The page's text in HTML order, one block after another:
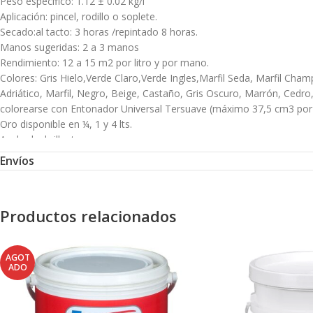
Aplicación: pincel, rodillo o soplete.
Secado:al tacto: 3 horas /repintado 8 horas.
Manos sugeridas: 2 a 3 manos
Rendimiento: 12 a 15 m2 por litro y por mano.
Colores: Gris Hielo,Verde Claro,Verde Ingles,Marfil Seda, Marfil
Adriático, Marfil, Negro, Beige, Castaño, Gris Oscuro, Marrón,
colorearse con Entonador Universal Tersuave (máximo 37,5 cm3
Oro disponible en ¼, 1 y 4 lts.
Acabado: brillante
Diluyente y limpieza: Aguarrás mineral/solvente industrial (soplete)
Presentaciones:¼, ½, 1, 4 y 20 litros.
No deben quedar vestigios de óxido. Lijar con lija n° 100, eliminar
Maderas: Eliminar restos de limpiadores, ceras o protectores
partir del 25% según la dureza de la madera (a mayor dureza,
mortero y pH entre 7 y 8. Aplicar una primera mano con una
Envíos
Productos relacionados
AGOT
ADO